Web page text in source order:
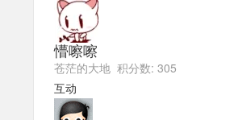
懵嚓嚓
苍茫的大地 积分数: 305
互动